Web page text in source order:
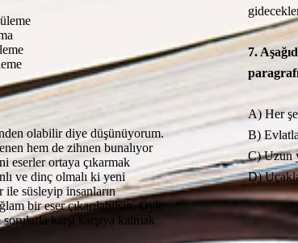
olabilir diye düşünüyorum.
hem de zihnen bunalıyor
eserler ortaya çıkarmak
ve dinç olmalı ki yeni
ile süsleyip insanların
bir eser çıkarılabilsin. Öyle
karşı karşıya kalmak
7.
A) Her
B)
C) Uzun
D)